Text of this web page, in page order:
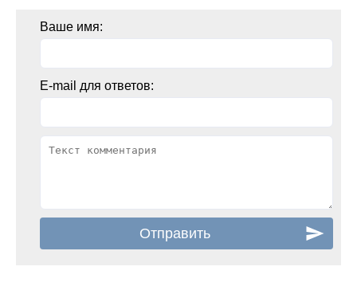
Ваше имя:
E-mail для ответов: